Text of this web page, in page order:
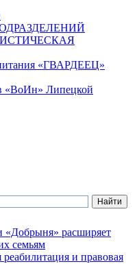
«ГВАРДЕЕЦ»
Липецкой
«Добрыня» расширяет
семьям
и правовая